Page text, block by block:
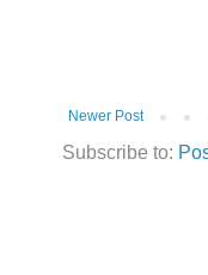
Newer Post
Subscribe to: